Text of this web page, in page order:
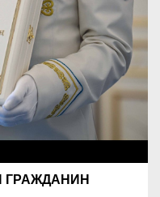
ГРАЖДАНИН